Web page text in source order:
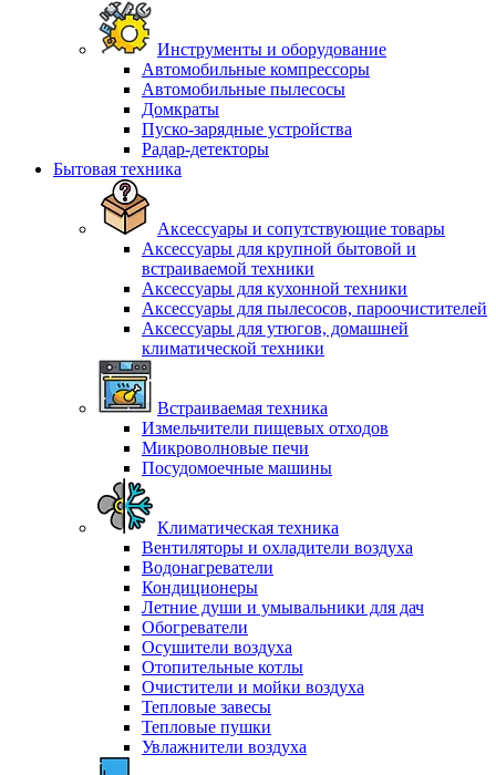
Инструменты и оборудование
Автомобильные компрессоры
Автомобильные пылесосы
Домкраты
Пуско-зарядные устройства
Радар-детекторы
Бытовая техника
Аксессуары и сопутствующие товары
Аксессуары для крупной бытовой и
встраиваемой техники
Аксессуары для кухонной техники
Аксессуары для пылесосов, пароочистителей
Аксессуары для утюгов, домашней
климатической техники
Встраиваемая техника
Измельчители пищевых отходов
Микроволновые печи
Посудомоечные машины
Климатическая техника
Вентиляторы и охладители воздуха
Водонагреватели
Кондиционеры
Летние души и умывальники для дач
Обогреватели
Осушители воздуха
Отопительные котлы
Очистители и мойки воздуха
Тепловые завесы
Тепловые пушки
Увлажнители воздуха